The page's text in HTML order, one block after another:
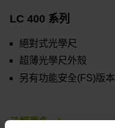
LC 400 系列
絕對式光學尺
超薄光學尺外殼
另有功能安全(FS)版本
了解更多